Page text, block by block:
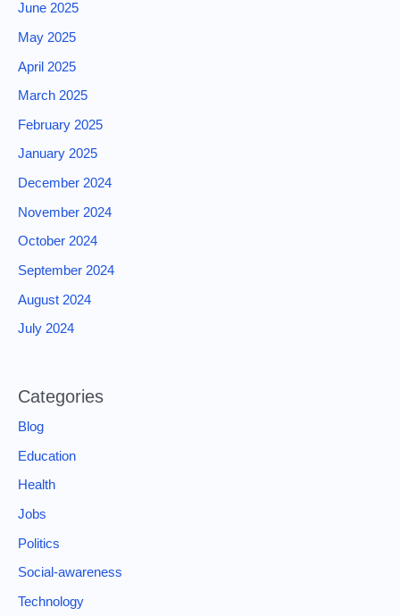
June 2025
May 2025
April 2025
March 2025
February 2025
January 2025
December 2024
November 2024
October 2024
September 2024
August 2024
July 2024
Categories
Blog
Education
Health
Jobs
Politics
Social-awareness
Technology